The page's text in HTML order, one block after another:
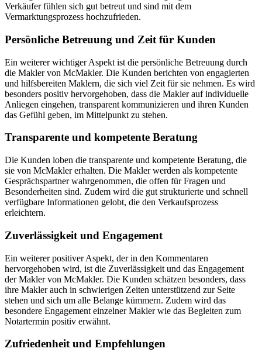
Verkäufer fühlen sich gut betreut und sind mit dem
Vermarktungsprozess hochzufrieden.
Persönliche Betreuung und Zeit für Kunden
Ein weiterer wichtiger Aspekt ist die persönliche Betreuung durch
die Makler von McMakler. Die Kunden berichten von engagierten
und hilfsbereiten Maklern, die sich viel Zeit für sie nehmen. Es wird
besonders positiv hervorgehoben, dass die Makler auf individuelle
Anliegen eingehen, transparent kommunizieren und ihren Kunden
das Gefühl geben, im Mittelpunkt zu stehen.
Transparente und kompetente Beratung
Die Kunden loben die transparente und kompetente Beratung, die
sie von McMakler erhalten. Die Makler werden als kompetente
Gesprächspartner wahrgenommen, die offen für Fragen und
Besonderheiten sind. Zudem wird die gut strukturierte und schnell
verfügbare Informationen gelobt, die den Verkaufsprozess
erleichtern.
Zuverlässigkeit und Engagement
Ein weiterer positiver Aspekt, der in den Kommentaren
hervorgehoben wird, ist die Zuverlässigkeit und das Engagement
der Makler von McMakler. Die Kunden schätzen besonders, dass
ihre Makler auch in schwierigen Zeiten unterstützend zur Seite
stehen und sich um alle Belange kümmern. Zudem wird das
besondere Engagement einzelner Makler wie das Begleiten zum
Notartermin positiv erwähnt.
Zufriedenheit und Empfehlungen